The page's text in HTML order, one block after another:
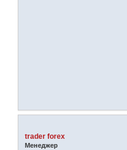
trader forex
Менеджер